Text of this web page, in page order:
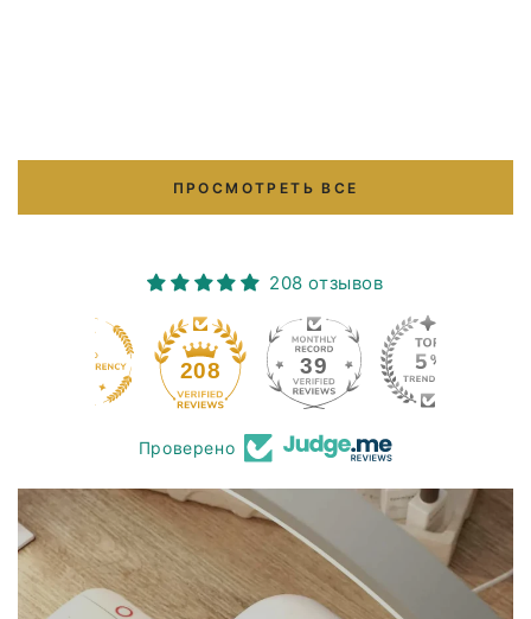
ПРОСМОТРЕТЬ ВСЕ
208 отзывов
208 39
Проверено